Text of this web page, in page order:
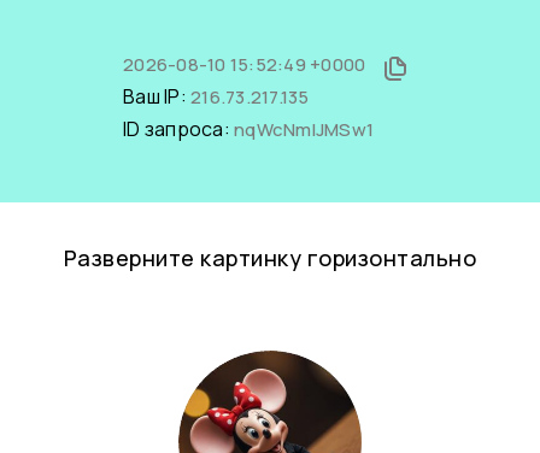
2026-08-10 15:52:49 +0000
Ваш IP: 216.73.217.135
ID запроса: nqWcNmlJMSw1
Разверните картинку горизонтально